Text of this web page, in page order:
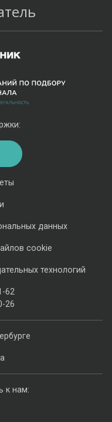
данных
cookie
технологий
62
26
к нам: